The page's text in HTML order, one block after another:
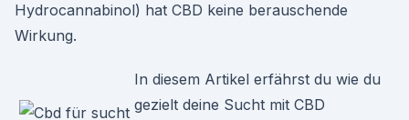
Hydrocannabinol) hat CBD keine berauschende
Wirkung.
In diesem Artikel erfährst du wie du
gezielt deine Sucht mit CBD